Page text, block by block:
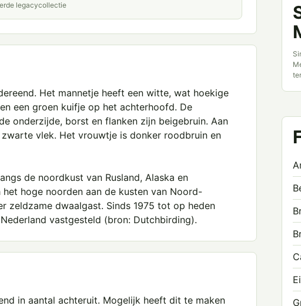
legacycollectie
Het mannetje heeft een witte, wat hoekige
een groen kuifje op het achterhoofd. De
onderzijde, borst en flanken zijn beigebruin. Aan
vlek. Het vrouwtje is donker roodbruin en
de noordkust van Rusland, Alaska en
hoge noorden aan de kusten van Noord-
zeldzame dwaalgast. Sinds 1975 tot op heden
vastgesteld (bron: Dutchbirding).
in aantal achteruit. Mogelijk heeft dit te maken